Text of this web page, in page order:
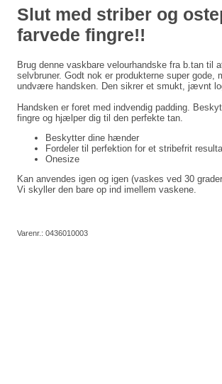
Slut med striber og
farvede fingre!!
Brug denne vaskbare velourhandske fra b.tan til
selvbruner. Godt nok er produkterne super gode,
undvære handsken. Den sikrer et smukt, jævnt
Handsken er foret med indvendig padding.
fingre og hjælper dig til den perfekte tan.
Beskytter dine hænder
Fordeler til perfektion for et stribefrit
Onesize
Kan anvendes igen og igen (vaskes ved 30
Vi skyller den bare op ind imellem vaskene.
Varenr.: 0436010003